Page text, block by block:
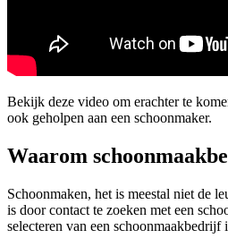
Bekijk deze video om erachter te
ook geholpen aan een schoonmaker.
Waarom
Schoonmaken, het is meestal niet de
is door contact te zoeken met een
selecteren van een schoonmaakbedrijf